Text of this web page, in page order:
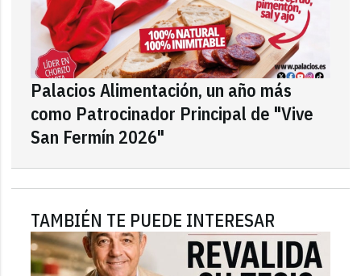
Palacios Alimentación, un año más
como Patrocinador Principal de "Vive
San Fermín 2026"
TAMBIÉN TE PUEDE INTERESAR